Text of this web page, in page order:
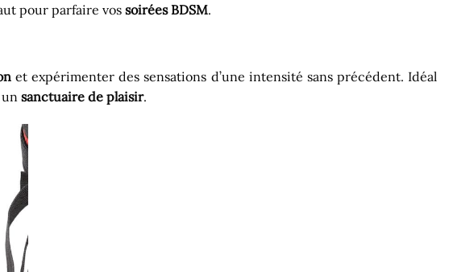
pour parfaire vossoirées BDSM.
et expérimenter des sensations d’une intensité sans précédent. Idéal
sanctuaire de plaisir.